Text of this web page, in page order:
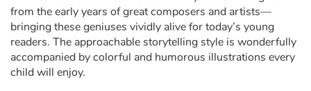
Écologie, nature, saisons
Les animaux
Voyage, épopée, enquête, aventure
from the early years of great composers and artists—
bringing these geniuses vividly alive for today’s young
readers. The approachable storytelling style is wonderfully
accompanied by colorful and humorous illustrations every
child will enjoy.